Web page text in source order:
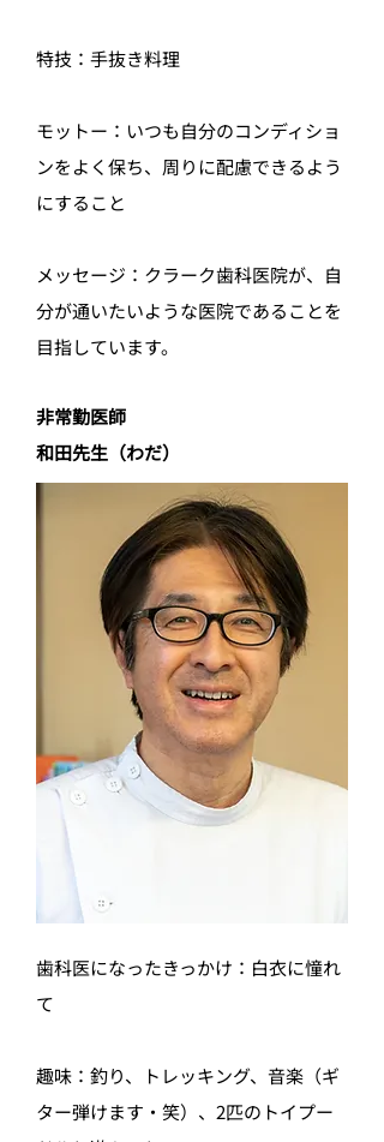
特技：手抜き料理
モットー：いつも自分のコンディショ
ンをよく保ち、周りに配慮できるよう
にすること
メッセージ：クラーク歯科医院が、自
分が通いたいような医院であることを
目指しています。
非常勤医師
和田先生（わだ）​
歯科医になったきっかけ：白衣に憧れ
て
趣味：釣り、トレッキング、音楽（ギ
ター弾けます・笑）、2匹のトイプー